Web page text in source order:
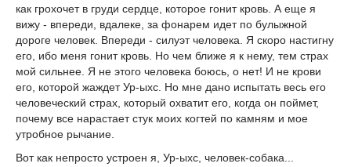
как грохочет в груди сердце, которое гонит кровь. А еще я
вижу - впереди, вдалеке, за фонарем идет по булыжной
дороге человек. Впереди - силуэт человека. Я скоро настигну
его, ибо меня гонит кровь. Но чем ближе я к нему, тем страх
мой сильнее. Я не этого человека боюсь, о нет! И не крови
его, которой жаждет Ур-ыхс. Но мне дано испытать весь его
человеческий страх, который охватит его, когда он поймет,
почему все нарастает стук моих когтей по камням и мое
утробное рычание.
Вот как непросто устроен я, Ур-ыхс, человек-собака...